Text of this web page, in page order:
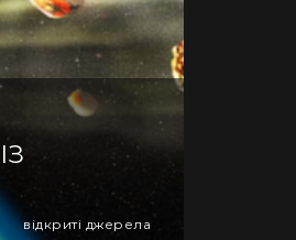
відкриті джерела